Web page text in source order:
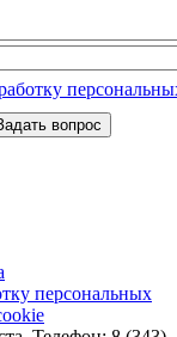
персональных